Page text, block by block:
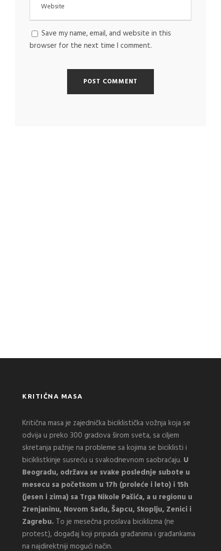
Save my name, email, and website in this
browser for the next time I comment.
KRITIČNA MASA
Kritična masa je zajednička biciklistička vožnja koja se
odvija u preko 300 gradova širom sveta, sa ciljem
skretanja pažnje na probleme sa kojima se biciklisti i
biciklistkinje susreću u svakodnevnom saobraćaju. U
Beogradu, održava se svake poslednje subote u
mesecu sa početkom u 17h (proleće i leto) i 15h
(jesen i zima) sa Trga Nikole Pašića, a u regionu u
Zrenjaninu, Novom Sadu, Šapcu, Skoplju, Zenici i
Zagrebu. To je mesečna proslava biciklizma (ne
protest), događaj koji pripada građanima i građankama
na najdirektniji mogući način.